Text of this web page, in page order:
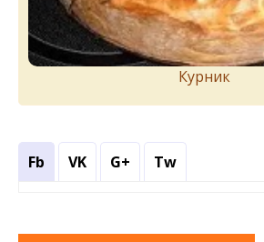
Курник
Fb VK G+ Tw